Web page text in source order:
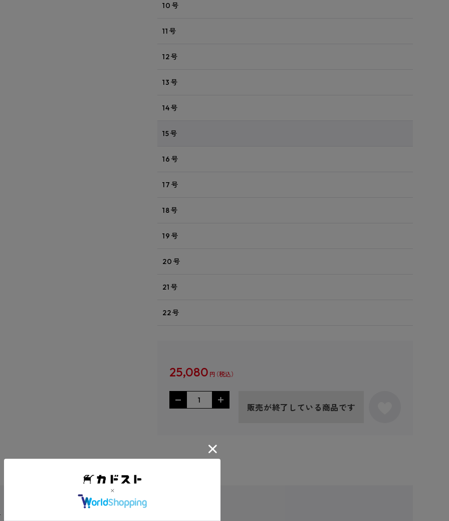
10号
11号
12号
13号
14号
15号
16号
17号
18号
19号
20号
21号
22号
25,080 円
販売が終了している商品です